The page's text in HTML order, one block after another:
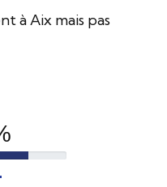
à Aix mais pas